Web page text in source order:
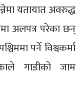
यतायात अवरुद्ध
अलपत्र परेका छन्
पर्ने विश्वकर्मा
गाडीको जाम